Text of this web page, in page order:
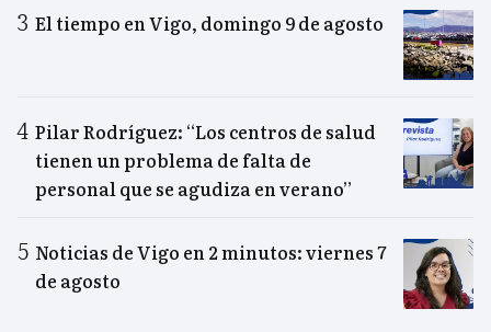
El tiempo en Vigo, domingo 9 de agosto
Pilar Rodríguez: “Los centros de salud
tienen un problema de falta de
personal que se agudiza en verano”
Noticias de Vigo en 2 minutos: viernes 7
de agosto